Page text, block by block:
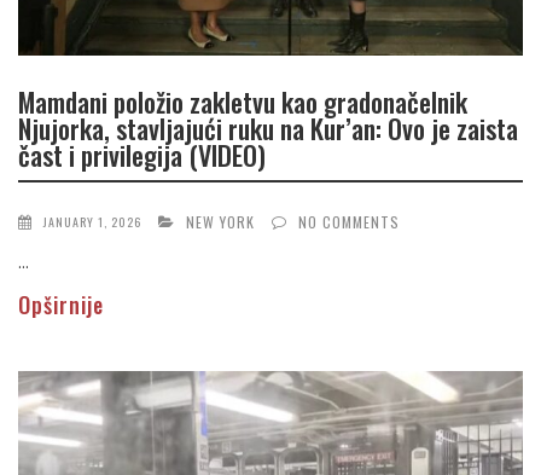
Mamdani položio zakletvu kao gradonačelnik
Njujorka, stavljajući ruku na Kur’an: Ovo je zaista
čast i privilegija (VIDEO)
JANUARY 1, 2026 NEW YORK NO COMMENTS
...
Opširnije